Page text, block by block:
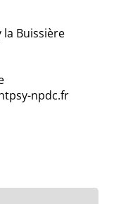
la Buissière
npdc.fr